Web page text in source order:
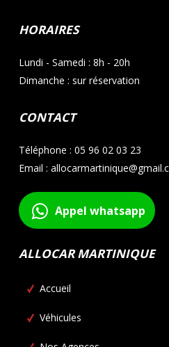
HORAIRES
Lundi - Samedi : 8h - 20h
Dimanche : sur réservation
CONTACT
Téléphone : 05 96 02 03 23
Email :
Appel whatsapp
ALLOCAR MARTINIQUE
Accueil
Véhicules